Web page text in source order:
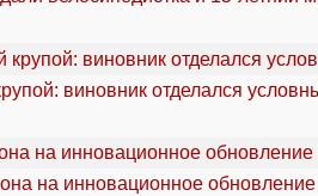
виновник отделался
на инновационное